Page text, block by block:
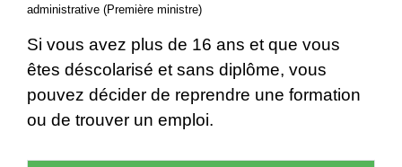
administrative (Première ministre)
Si vous avez plus de 16 ans et que vous
êtes déscolarisé et sans diplôme, vous
pouvez décider de reprendre une formation
ou de trouver un emploi.